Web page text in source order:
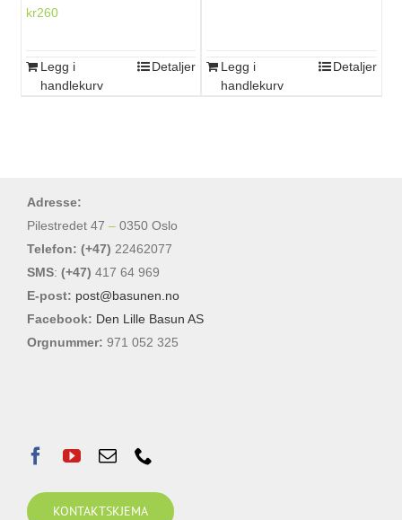
kr260
Legg i
handlekurv
Detaljer
Legg i
handlekurv
Detaljer
Adresse:
Pilestredet 47 – 0350 Oslo
Telefon: (+47) 22462077
SMS: (+47) 417 64 969
E-post: post@basunen.no
Facebook: Den Lille Basun AS
Orgnummer: 971 052 325
KONTAKTSKJEMA